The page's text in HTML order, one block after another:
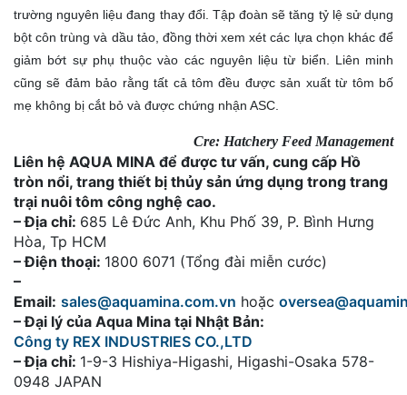
trường nguyên liệu đang thay đổi. Tập đoàn sẽ tăng tỷ lệ sử dụng
bột côn trùng và dầu tảo, đồng thời xem xét các lựa chọn khác để
giảm bớt sự phụ thuộc vào các nguyên liệu từ biển. Liên minh
cũng sẽ đảm bảo rằng tất cả tôm đều được sản xuất từ tôm bố
mẹ không bị cắt bỏ và được chứng nhận ASC.
Cre: Hatchery Feed Management
Liên hệ AQUA MINA để được tư vấn, cung cấp Hồ
tròn nổi, trang thiết bị thủy sản ứng dụng trong trang
trại nuôi tôm công nghệ cao.
– Địa chỉ: 685 Lê Đức Anh, Khu Phố 39, P. Bình Hưng
Hòa, Tp HCM
– Điện thoại: 1800 6071 (Tổng đài miễn cước)
–
Email: sales@aquamina.com.vn hoặc
– Đại lý của Aqua Mina tại Nhật Bản:
Công ty REX INDUSTRIES CO.,LTD
– Địa chỉ: 1-9-3 Hishiya-Higashi, Higashi-Osaka 578-
0948 JAPAN